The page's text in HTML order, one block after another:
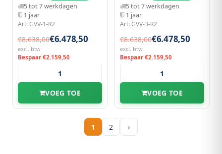
5 tot 7 werkdagen
1 jaar
Art: GVV-1-R2
€8.638,00€6.478,50
excl. btw
Bespaar €2.159,50
VOEG TOE
5 tot 7 werkdagen
1 jaar
Art: GVV-3-R2
€8.638,00€6.478,50
excl. btw
Bespaar €2.159,50
VOEG TOE
1 2 ›